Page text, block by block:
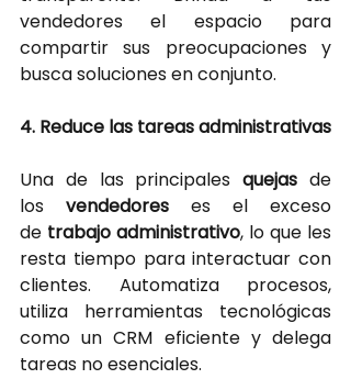
vendedores el espacio para
compartir sus preocupaciones y
busca soluciones en conjunto.
4. Reduce las tareas administrativas
Una de las principales quejas de
los
vendedores es el exceso
de trabajo administrativo, lo que les
resta tiempo para interactuar con
clientes. Automatiza procesos,
utiliza herramientas tecnológicas
como un CRM eficiente y delega
tareas no esenciales.